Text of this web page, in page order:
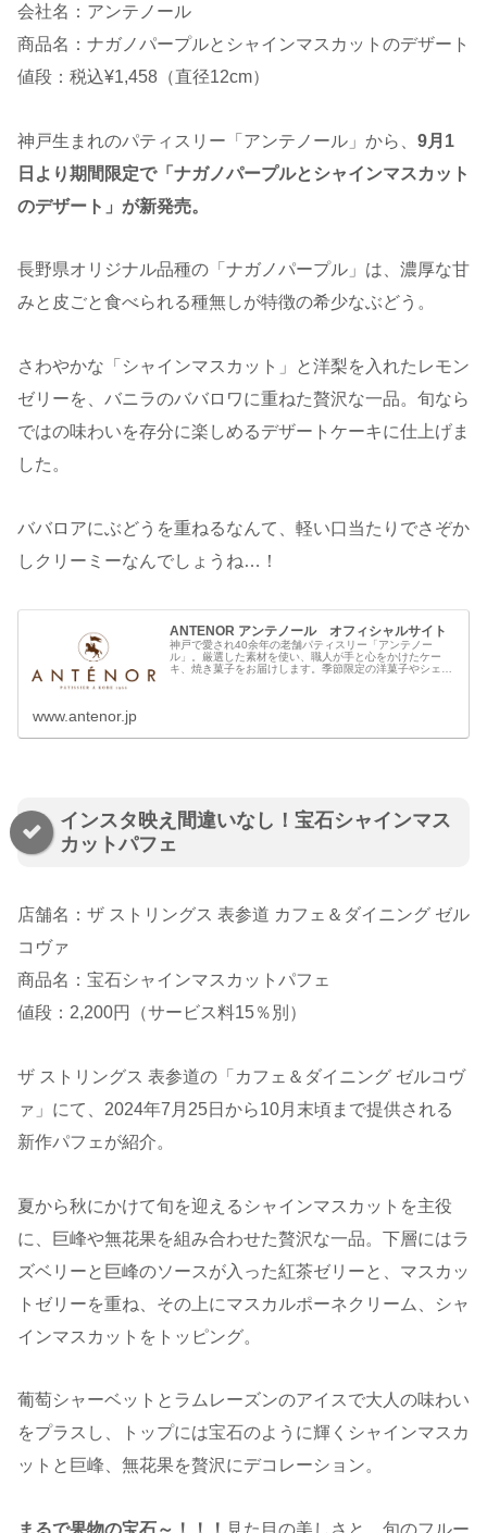
会社名：アンテノール
商品名：ナガノパープルとシャインマスカットのデザート
値段：税込¥1,458（直径12cm）
神戸生まれのパティスリー「アンテノール」から、 9月1
日より期間限定で「ナガノパープルとシャインマスカット
のデザート」が新発売。
長野県オリジナル品種の「ナガノパープル」は、濃厚な甘
みと皮ごと食べられる種無しが特徴の希少なぶどう。
さわやかな「シャインマスカット」と洋梨を入れたレモン
ゼリーを、バニラのババロワに重ねた贅沢な一品。旬なら
ではの味わいを存分に楽しめるデザートケーキに仕上げま
した。
ババロアにぶどうを重ねるなんて、軽い口当たりでさぞか
しクリーミーなんでしょうね…！
ANTENOR アンテノール オフィシャルサイト
神戸で愛され40余年の老舗パティスリー「アンテノー
ル」。厳選した素材を使い、職人が手と心をかけたケー
キ、焼き菓子をお届けします。季節限定の洋菓子やシェフ
www.antenor.jp
インスタ映え間違いなし！宝石シャインマス
カットパフェ
店舗名：ザ ストリングス 表参道 カフェ＆ダイニング ゼル
コヴァ
商品名：宝石シャインマスカットパフェ
値段：2,200円（サービス料15％別）
ザ ストリングス 表参道の「カフェ＆ダイニング ゼルコヴ
ァ」にて、2024年7月25日から10月末頃まで提供される
新作パフェが紹介。
夏から秋にかけて旬を迎えるシャインマスカットを主役
に、巨峰や無花果を組み合わせた贅沢な一品。下層にはラ
ズベリーと巨峰のソースが入った紅茶ゼリーと、マスカッ
トゼリーを重ね、その上にマスカルポーネクリーム、シャ
インマスカットをトッピング。
葡萄シャーベットとラムレーズンのアイスで大人の味わい
をプラスし、トップには宝石のように輝くシャインマスカ
ットと巨峰、無花果を贅沢にデコレーション。